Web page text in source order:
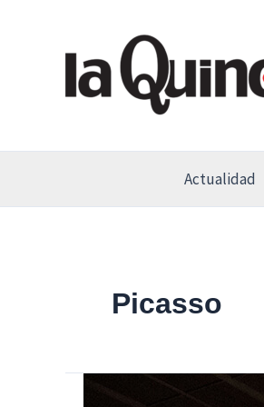
Actualidad
Picasso